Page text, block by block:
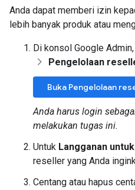
Anda dapat memberi izin
lebih banyak produk atau
Di konsol Google
Pengelolaan
Buka Pengelolaan
Anda harus login
melakukan tugas ini.
Untuk Langganan
reseller yang Anda
Centang atau hapus